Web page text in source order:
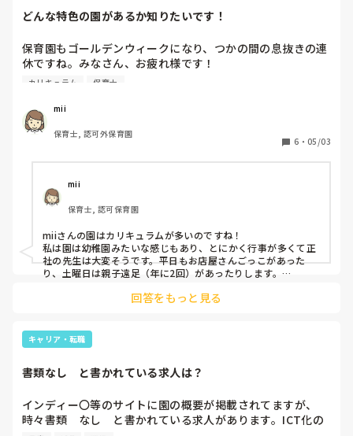
は緩やかに始めていますね！クラスの人数によりますが一斉だ
どんな特色の園があるか知りたいです！
保育園もゴールデンウィークになり、つかの間の息抜きの連
休ですね。みなさん、お疲れ様です！
私の園はカリキュラムが多く、自由遊びがほとんどありませ
園にかなり疑問を持っています。
みなさんの園は、どんな特色がありますか？それに対して自
分も本当に良いと思えていますか？
カリキュラム 保育士
mii
保育士, 認可外保育園
6 ・ 05/03
mii
保育士, 認可保育園
miiさんの園はカリキュラムが多いのですね！
私は園は幼稚園みたいな感じもあり、とにかく行事が多くて正
社の先生は大変そうです。平日もお店屋さんごっこがあった
り、土曜日は親子遠足（年に2回）があったりします。
行事の見直しなどもしない感じですね。
前いた園は見直しもその都度していたりしたのであまり良いと
は思えません😣
回答をもっと見る
キャリア・転職
書類なし　と書かれている求人は？
インディー〇等のサイトに園の概要が掲載されてますが、
時々書類　なし　と書かれている求人があります。ICT化の